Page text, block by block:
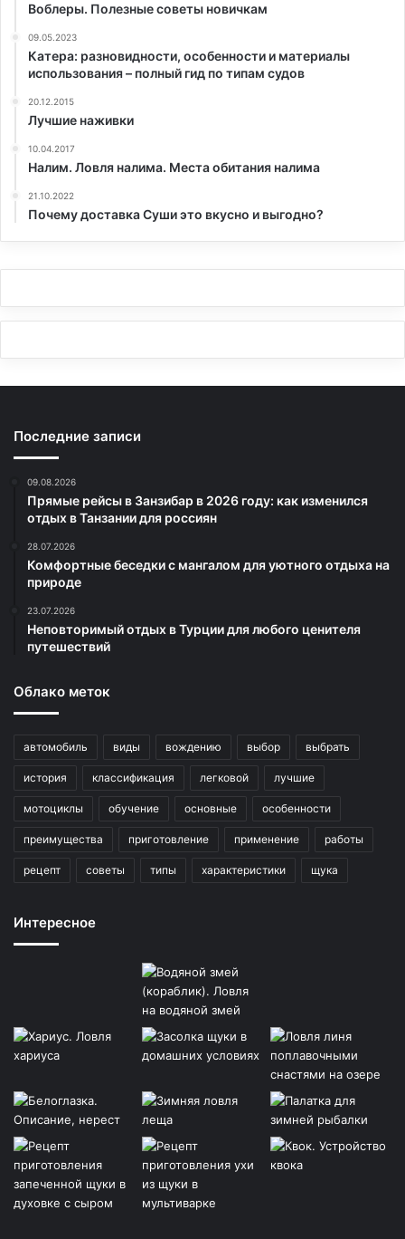
Воблеры. Полезные советы новичкам
09.05.2023
Катера: разновидности, особенности и материалы
использования – полный гид по типам судов
20.12.2015
Лучшие наживки
10.04.2017
Налим. Ловля налима. Места обитания налима
21.10.2022
Почему доставка Суши это вкусно и выгодно?
Последние записи
09.08.2026
Прямые рейсы в Занзибар в 2026 году: как изменился
отдых в Танзании для россиян
28.07.2026
Комфортные беседки с мангалом для уютного отдыха на
природе
23.07.2026
Неповторимый отдых в Турции для любого ценителя
путешествий
Облако меток
автомобиль виды вождению выбор выбрать
история классификация легковой лучшие
мотоциклы обучение основные особенности
преимущества приготовление применение работы
рецепт советы типы характеристики щука
Интересное